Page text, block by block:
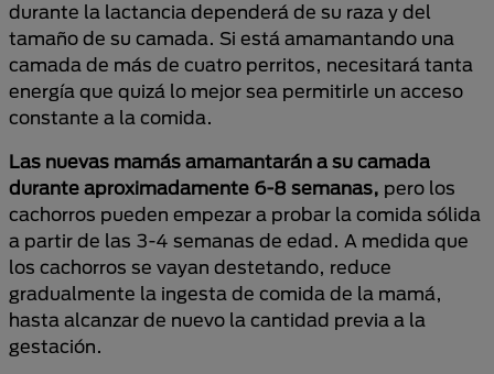
durante la lactancia dependerá de su raza y del
tamaño de su camada. Si está amamantando una
camada de más de cuatro perritos, necesitará tanta
energía que quizá lo mejor sea permitirle un acceso
constante a la comida.
Las nuevas mamás amamantarán a su camada
durante aproximadamente 6-8 semanas, pero los
cachorros pueden empezar a probar la comida sólida
a partir de las 3-4 semanas de edad. A medida que
los cachorros se vayan destetando, reduce
gradualmente la ingesta de comida de la mamá,
hasta alcanzar de nuevo la cantidad previa a la
gestación.